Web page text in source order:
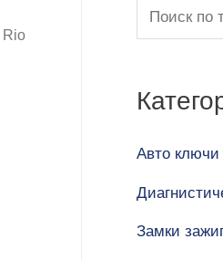
Rio
с
а
ь
:
Авто ключи
Замки